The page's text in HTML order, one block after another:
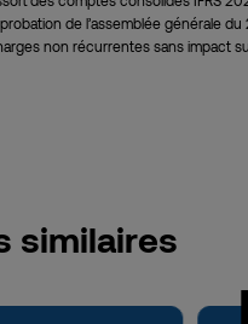
de l’assemblée générale du
non récurrentes sans impact
similaires